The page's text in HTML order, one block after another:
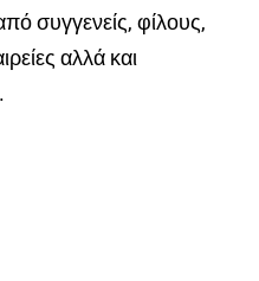
συγγενείς, φίλους,
αλλά και